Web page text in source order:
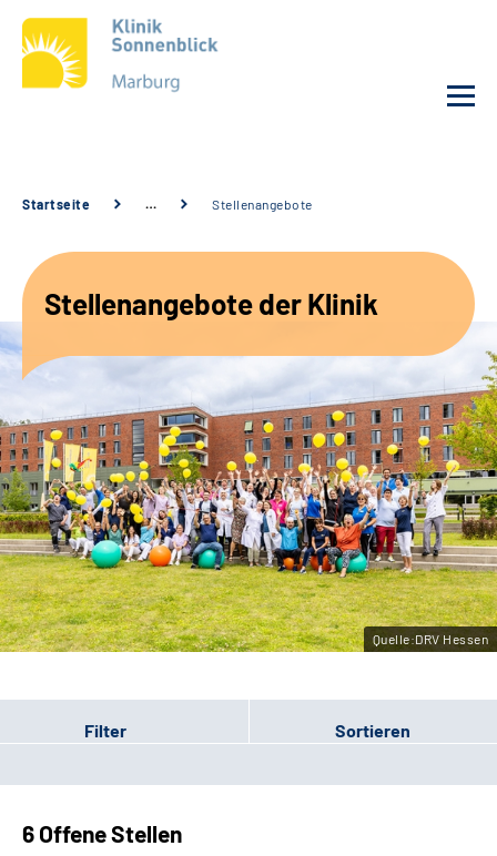
Service
Karriere
Sozialdienste & Zuweisende
Suche
Leichte Sprache
Gebärdensprache
Startseite … Stellenangebote
Stellenangebote der Klinik
Quelle:DRV Hessen
Filter Sortieren
6 Offene Stellen